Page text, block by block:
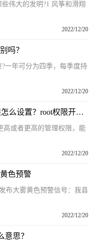
伟大的发明?1 风筝和滑翔
2022/12/20
吗？
一年可分为四季，每季度持
2022/12/20
root权限是什么意思？手机root权限怎么设置？root权限开启教程
高或者更高的管理权限，能
2022/12/20
色预警
布大雾黄色预警信号：我县
2022/12/20
意思？